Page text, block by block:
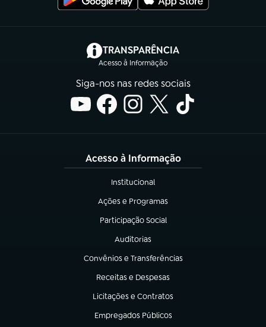
TRANSPARÊNCIA
Acesso à Informação
(abre em nova aba)
Siga-nos nas redes sociais
Acesso à Informação
Institucional
(abre em nova aba)
Ações e Programas
(abre em nova aba)
Participação Social
(abre em nova aba)
Auditorias
(abre em nova aba)
Convênios e Transferências
(abre em nova aba)
Receitas e Despesas
(abre em nova aba)
Licitações e Contratos
(abre em nova aba)
Empregados Públicos
(abre em nova aba)